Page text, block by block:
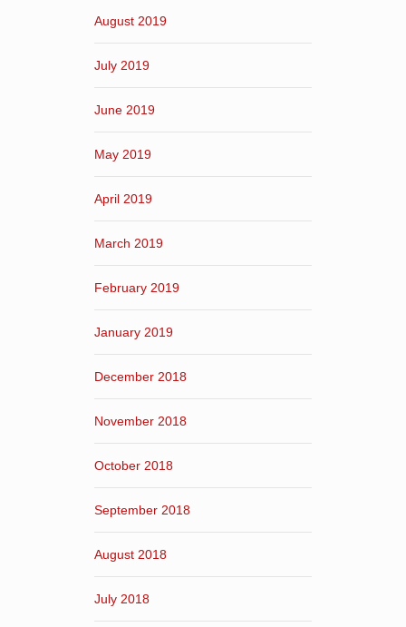
August 2019
July 2019
June 2019
May 2019
April 2019
March 2019
February 2019
January 2019
December 2018
November 2018
October 2018
September 2018
August 2018
July 2018